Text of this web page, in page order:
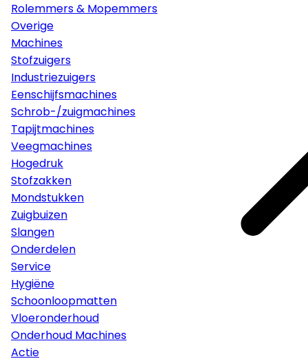
Rolemmers & Mopemmers
Overige
Machines
Stofzuigers
Industriezuigers
Eenschijfsmachines
Schrob-/zuigmachines
Tapijtmachines
Veegmachines
Hogedruk
Stofzakken
Mondstukken
Zuigbuizen
Slangen
Onderdelen
Service
Hygiëne
Schoonloopmatten
Vloeronderhoud
Onderhoud Machines
Actie